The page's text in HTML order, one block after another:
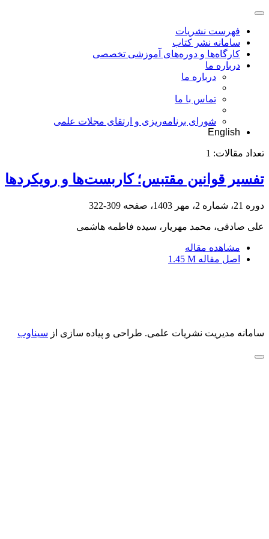
فهرست نشریات
سامانه نشر کتاب
کارگاه‌ها و دوره‌های آموزشی تخصصی
درباره ما
درباره ما
تماس با ما
شورای برنامه‌ریزی و ارتقای مجلات علمی
English
تعداد مقالات: 1
تفسیر قوانین مقتبس؛ کاربست‌ها و رویکردها
دوره 21، شماره 2، مهر 1403، صفحه 309-322
علی صادقی، محمد مهریار، سیده فاطمه هاشمی
مشاهده مقاله
اصل مقاله 1.45 M
سامانه مدیریت نشریات علمی. طراحی و پیاده سازی از سیناوب